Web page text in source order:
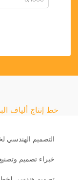
خط إنتاج ألياف
التصميم الهندسي
خبراء تصميم